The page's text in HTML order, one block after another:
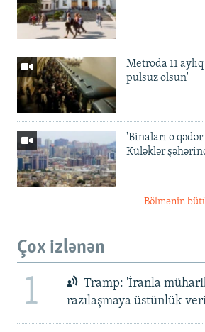
Metroda 11
pulsuz olsun'
'Binaları o
Küləklər
Bölmənin
Çox izlənən
1
Tramp: 'İranla
razılaşmaya üstünlük